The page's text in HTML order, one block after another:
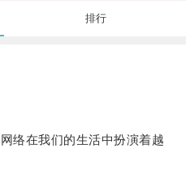
排行
在我们的生活中扮演着越